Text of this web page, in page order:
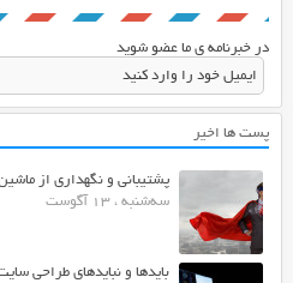
در خبرنامه ی ما عضو شوید
پست ها اخیر
پشتیبانی و نگهداری از
سه‌شنبه ، 13 آگوست
بایدها و نبایدهای طراحی